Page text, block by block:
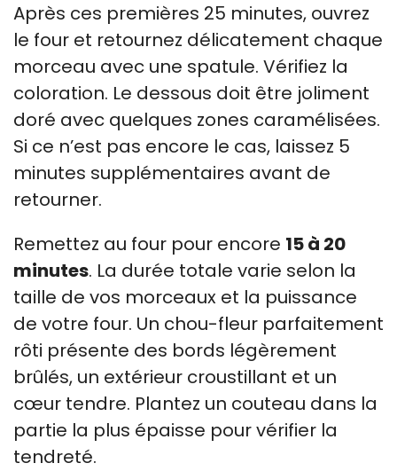
Après ces premières 25 minutes, ouvrez
le four et retournez délicatement chaque
morceau avec une spatule. Vérifiez la
coloration. Le dessous doit être joliment
doré avec quelques zones caramélisées.
Si ce n’est pas encore le cas, laissez 5
minutes supplémentaires avant de
retourner.
Remettez au four pour encore 15 à 20
minutes. La durée totale varie selon la
taille de vos morceaux et la puissance
de votre four. Un chou-fleur parfaitement
rôti présente des bords légèrement
brûlés, un extérieur croustillant et un
cœur tendre. Plantez un couteau dans la
partie la plus épaisse pour vérifier la
tendreté.